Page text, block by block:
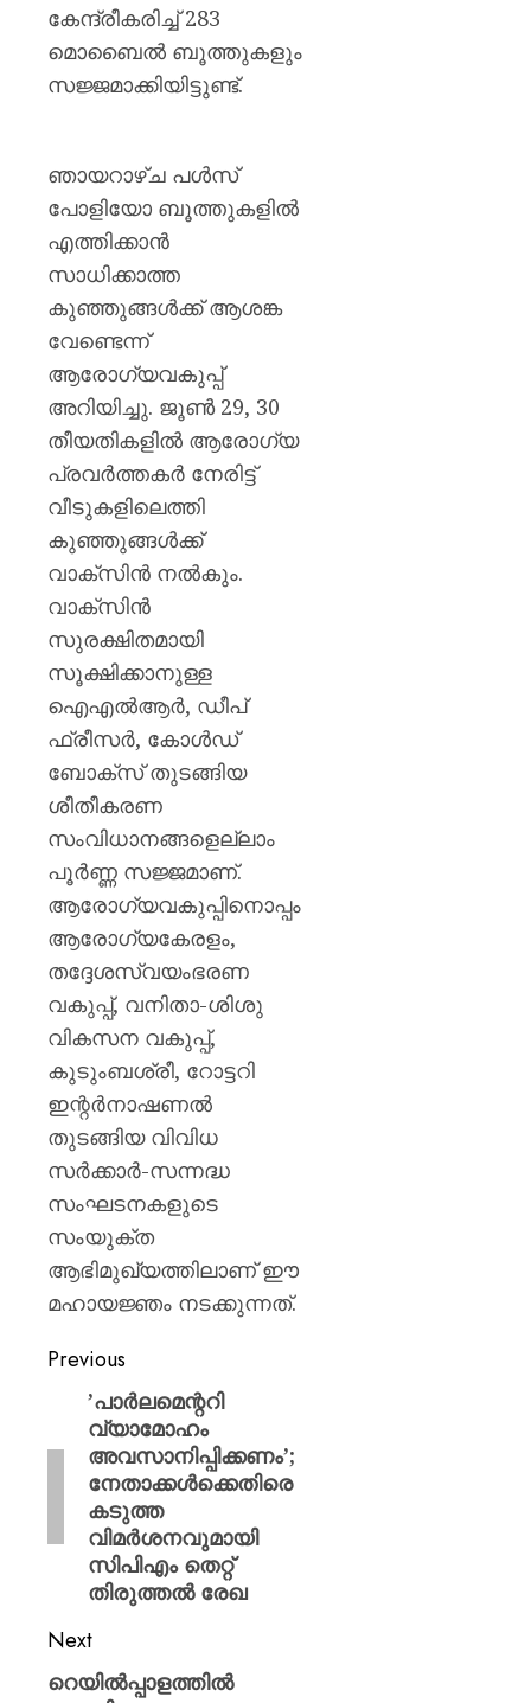
കേന്ദ്രീകരിച്ച് 283
മൊബൈൽ ബൂത്തുകളും
സജ്ജമാക്കിയിട്ടുണ്ട്.
ഞായറാഴ്ച പൾസ്
പോളിയോ ബൂത്തുകളിൽ
എത്തിക്കാൻ
സാധിക്കാത്ത
കുഞ്ഞുങ്ങൾക്ക് ആശങ്ക
വേണ്ടെന്ന്
ആരോഗ്യവകുപ്പ്
അറിയിച്ചു. ജൂൺ 29, 30
തീയതികളിൽ ആരോഗ്യ
പ്രവർത്തകർ നേരിട്ട്
വീടുകളിലെത്തി
കുഞ്ഞുങ്ങൾക്ക്
വാക്സിൻ നൽകും.
വാക്സിൻ
സുരക്ഷിതമായി
സൂക്ഷിക്കാനുള്ള
ഐഎൽആർ, ഡീപ്
ഫ്രീസർ, കോൾഡ്
ബോക്സ് തുടങ്ങിയ
ശീതീകരണ
സംവിധാനങ്ങളെല്ലാം
പൂർണ്ണ സജ്ജമാണ്.
ആരോഗ്യവകുപ്പിനൊപ്പം
ആരോഗ്യകേരളം,
തദ്ദേശസ്വയംഭരണ
വകുപ്പ്, വനിതാ-ശിശു
വികസന വകുപ്പ്,
കുടുംബശ്രീ, റോട്ടറി
ഇന്റർനാഷണൽ
തുടങ്ങിയ വിവിധ
സർക്കാർ-സന്നദ്ധ
സംഘടനകളുടെ
സംയുക്ത
ആഭിമുഖ്യത്തിലാണ് ഈ
മഹായജ്ഞം നടക്കുന്നത്.
Previous
​’പാർലമെന്ററി
വ്യാമോഹം
അവസാനിപ്പിക്കണം’;
നേതാക്കൾക്കെതിരെ
കടുത്ത
വിമർശനവുമായി
സിപിഎം തെറ്റ്
തിരുത്തൽ രേഖ
Next
റെയിൽപ്പാളത്തിൽ